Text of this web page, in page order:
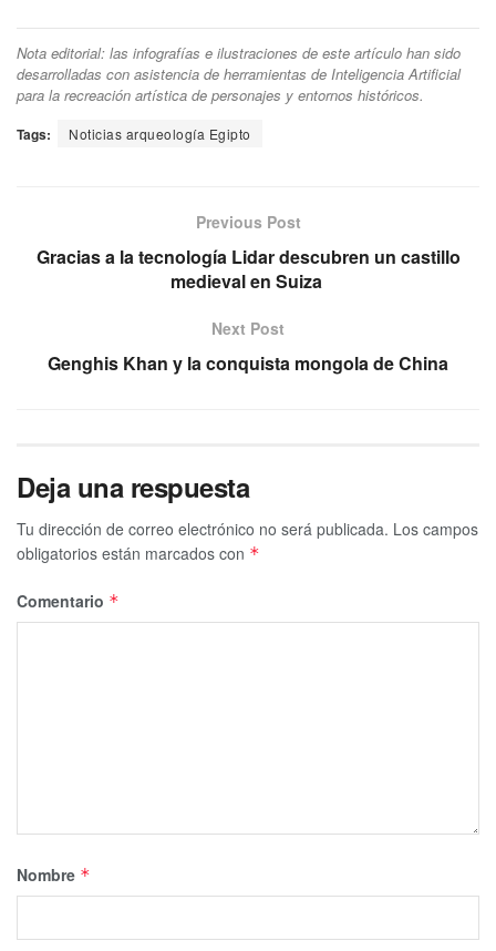
Nota editorial: las infografías e ilustraciones de este artículo han sido
desarrolladas con asistencia de herramientas de Inteligencia Artificial
para la recreación artística de personajes y entornos históricos.
Tags: Noticias arqueología Egipto
Previous Post
Gracias a la tecnología Lidar descubren un castillo
medieval en Suiza
Next Post
Genghis Khan y la conquista mongola de China
Deja una respuesta
Tu dirección de correo electrónico no será publicada. Los campos
obligatorios están marcados con *
Comentario *
Nombre *